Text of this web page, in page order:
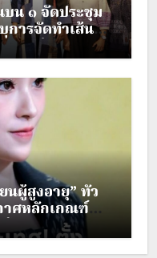
น ๑ จัดประชุม
การจัดทำเส้น
องแต่งกาย
งเสริมการท่อง
นา
นผู้สูงอายุ” ทั่ว
าศหลักเกณฑ์
สูงวัย